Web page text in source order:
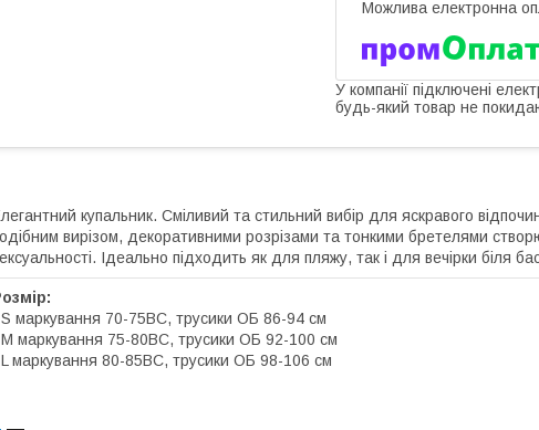
У компанії підключені
будь-який товар не
купальник. Сміливий та стильний вибір для яскравого
вирізом, декоративними розрізами та тонкими бретелями
Ідеально підходить як для пляжу, так і для вечірки біля
маркування 70-75ВС, трусики ОБ 86-94 см
маркування 75-80ВС, трусики ОБ 92-100 см
маркування 80-85BC, трусики ОБ 98-106 см